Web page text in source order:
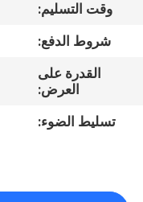
مراقبة
الجودة
وقت التسليم:
شروط الدفع:
القدرة على
العرض:
تسليط الضوء: